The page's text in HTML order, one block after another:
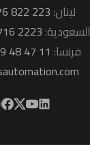
لبنان:822 223
السعودية:2223
فرنسا: 48 47 11